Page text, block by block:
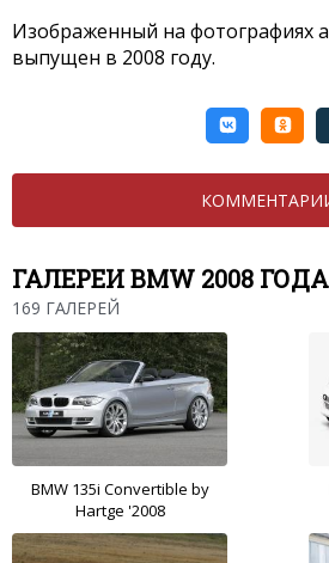
Изображенный на фотографиях
выпущен в 2008 году.
ГАЛЕРЕИ BMW 2008 ГОДА
169 ГАЛЕРЕЙ
BMW 135i Convertible by
Hartge '2008